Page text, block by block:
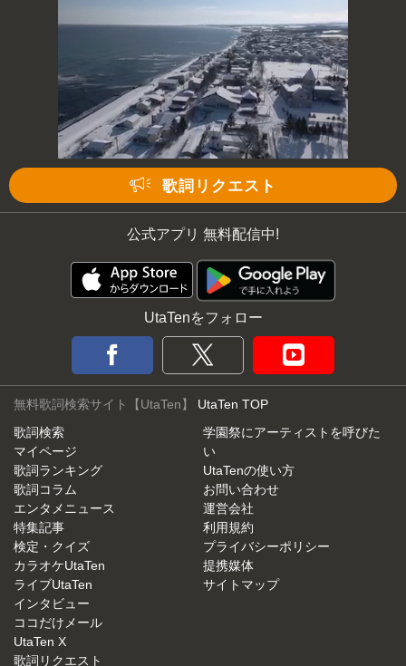
歌詞リクエスト
公式アプリ 無料配信中!
UtaTenをフォロー
無料歌詞検索サイト【UtaTen】 UtaTen TOP
歌詞検索
マイページ
歌詞ランキング
歌詞コラム
エンタメニュース
特集記事
検定・クイズ
カラオケUtaTen
ライブUtaTen
インタビュー
ココだけメール
UtaTen X
歌詞リクエスト
学園祭にアーティストを呼びた
い
UtaTenの使い方
お問い合わせ
運営会社
利用規約
プライバシーポリシー
提携媒体
サイトマップ